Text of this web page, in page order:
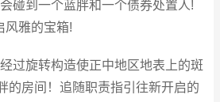
碰到一个蓝胖和一个债券处置人!
风雅的宝箱!
过旋转构造使正中地区地表上的斑
的房间！追随职责指引往新开启的